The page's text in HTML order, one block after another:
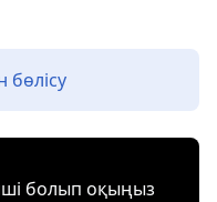
болып оқыңыз